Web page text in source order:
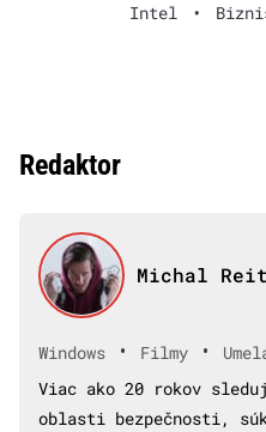
Intel •
Redaktor
Michal
Windows • Filmy •
Viac ako 20 rokov
oblasti bezpečnosti,